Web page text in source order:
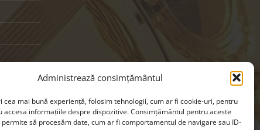
Administrează consimțământul
cea mai bună experiență, folosim tehnologii, cum ar fi cookie-uri, pentru
accesa informațiile despre dispozitive. Consimțământul pentru aceste
să procesăm date, cum ar fi comportamentul de navigare sau ID-